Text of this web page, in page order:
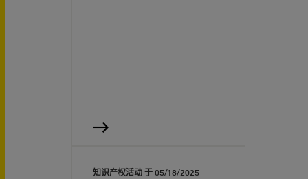
知识产权活动 于 05/18/2025